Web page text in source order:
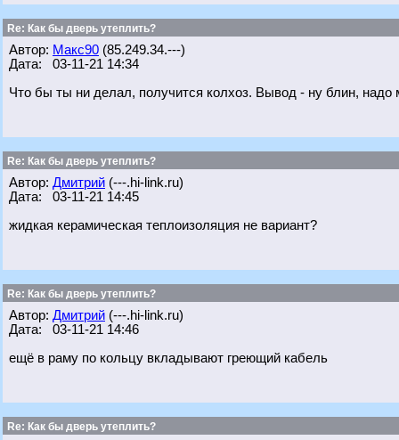
Re: Как бы дверь утеплить?
Автор: Макс90 (85.249.34.---)
Дата: 03-11-21 14:34
Что бы ты ни делал, получится колхоз. Вывод - ну блин, надо
Re: Как бы дверь утеплить?
Автор: Дмитрий (---.hi-link.ru)
Дата: 03-11-21 14:45
жидкая керамическая теплоизоляция не вариант?
Re: Как бы дверь утеплить?
Автор: Дмитрий (---.hi-link.ru)
Дата: 03-11-21 14:46
ещё в раму по кольцу вкладывают греющий кабель
Re: Как бы дверь утеплить?